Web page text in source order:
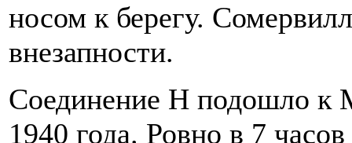
носом к берегу.
внезапности.
Соединение Н подошло к
1940 года. Ровно в 7